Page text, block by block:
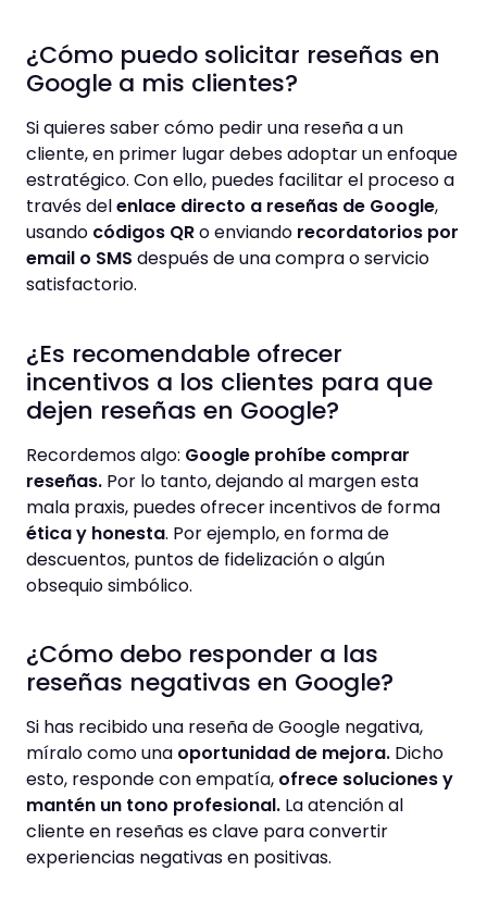
¿Cómo puedo solicitar reseñas en
Google a mis clientes?
Si quieres saber cómo pedir una reseña a un
cliente, en primer lugar debes adoptar un enfoque
estratégico. Con ello, puedes facilitar el proceso a
través delenlace directo a reseñas de Google,
usando códigos QRo enviando recordatorios por
email o SMS después de una compra o servicio
satisfactorio.
¿Es recomendable ofrecer
incentivos a los clientes para que
dejen reseñas en Google?
Recordemos algo: Google prohíbe comprar
reseñas. Por lo tanto, dejando al margen esta
mala praxis, puedes ofrecer incentivos de forma
ética y honesta. Por ejemplo, en forma de
descuentos, puntos de fidelización o algún
obsequio simbólico.
¿Cómo debo responder a las
reseñas negativas en Google?
Si has recibido una reseña de Google negativa,
míralo como una oportunidad de mejora. Dicho
esto, responde con empatía, ofrece soluciones y
mantén un tono profesional. La atención al
cliente en reseñas es clave para convertir
experiencias negativas en positivas.